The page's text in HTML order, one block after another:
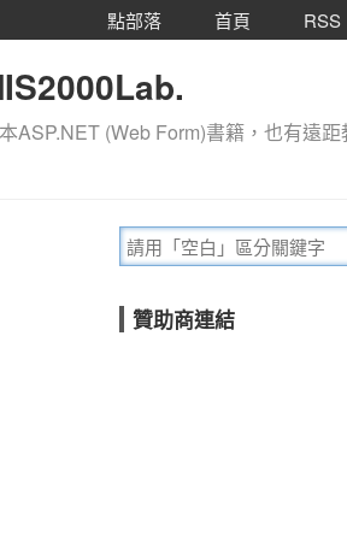
點部落 首頁 RSS
ASP.NET (Web Form)書籍，也有遠
贊助商連結